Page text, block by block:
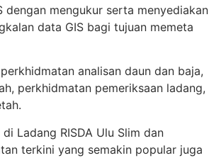
dengan mengukur serta menyediakan
data GIS bagi tujuan memeta
analisan daun dan baja,
perkhidmatan pemeriksaan ladang,
Ladang RISDA Ulu Slim dan
terkini yang semakin popular juga